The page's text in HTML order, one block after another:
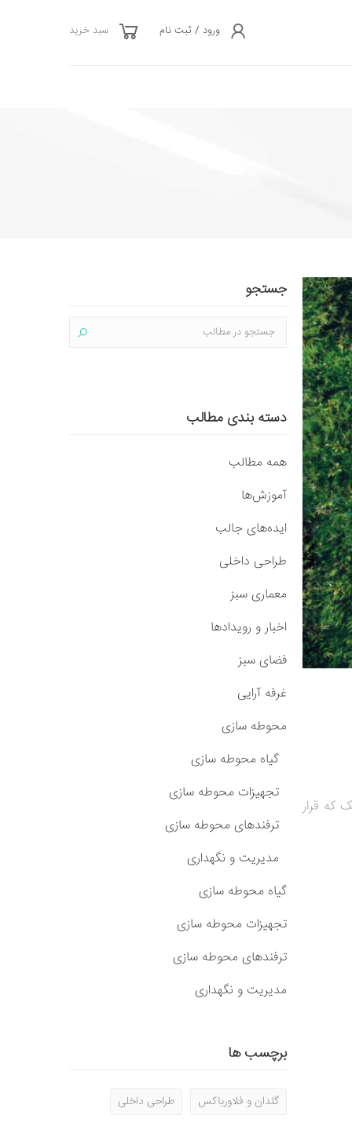
ورود / ثبت نام سبد خرید
که قرار
جستجو
دسته بندی مطالب
همه مطالب
آموزش‌ها
ایده‌های جالب
طراحی داخلی
معماری سبز
اخبار و رویدادها
فضای سبز
غرفه آرایی
محوطه سازی
گیاه محوطه سازی
تجهیزات محوطه سازی
ترفندهای محوطه سازی
مدیریت و نگهداری
گیاه محوطه سازی
تجهیزات محوطه سازی
ترفندهای محوطه سازی
مدیریت و نگهداری
برچسب ها
گلدان و فلاورباکس
طراحی داخلی